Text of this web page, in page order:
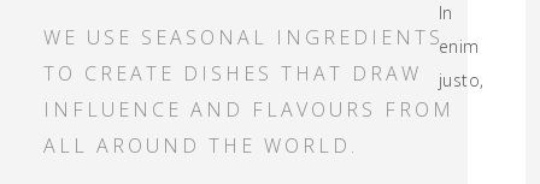
WE USE SEASONAL INGREDIENTS
TO CREATE DISHES THAT DRAW
INFLUENCE AND FLAVOURS FROM
ALL AROUND THE WORLD.
In
enim
justo,